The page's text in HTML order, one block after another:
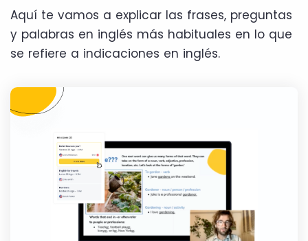
Aquí te vamos a explicar las frases, preguntas
y palabras en inglés más habituales en lo que
se refiere a indicaciones en inglés.